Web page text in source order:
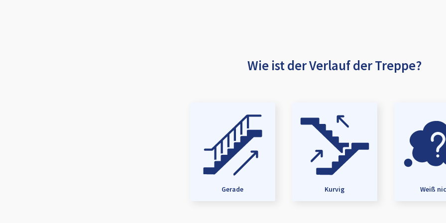
Wie ist der Verlauf der Treppe?
Gerade Kurvig Weiß